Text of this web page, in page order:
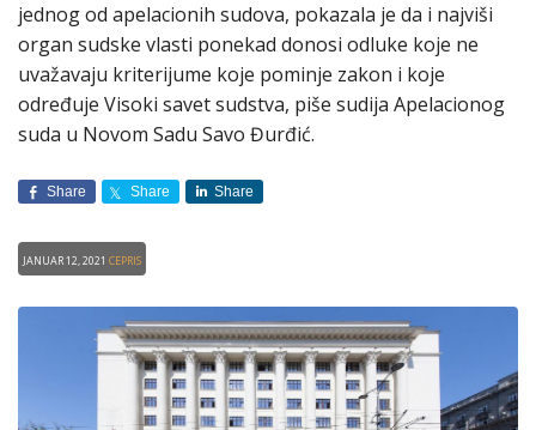
jednog od apelacionih sudova, pokazala je da i najviši
organ sudske vlasti ponekad donosi odluke koje ne
uvažavaju kriterijume koje pominje zakon i koje
određuje Visoki savet sudstva, piše sudija Apelacionog
suda u Novom Sadu Savo Đurđić.
Share Share Share
Januar 12, 2021 CEPRIS